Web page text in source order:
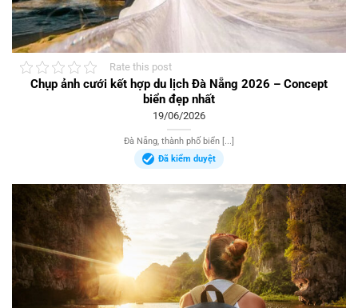
Rate this post
Chụp ảnh cưới kết hợp du lịch Đà Nẵng 2026 – Concept
biển đẹp nhất
19/06/2026
Đà Nẵng, thành phố biển [...]
Đã kiểm duyệt